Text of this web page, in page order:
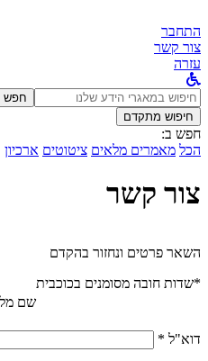
התחבר
צור קשר
עזרה
לחפש
ב:
חפש
חיפוש מתקדם
חפש ב:
הכל מאמרים מלאים ציטוטים ארכיון
צור קשר
השאר פרטים ונחזור בהקדם
*שדות חובה מסומנים בכוכבית
שם
דוא"ל *